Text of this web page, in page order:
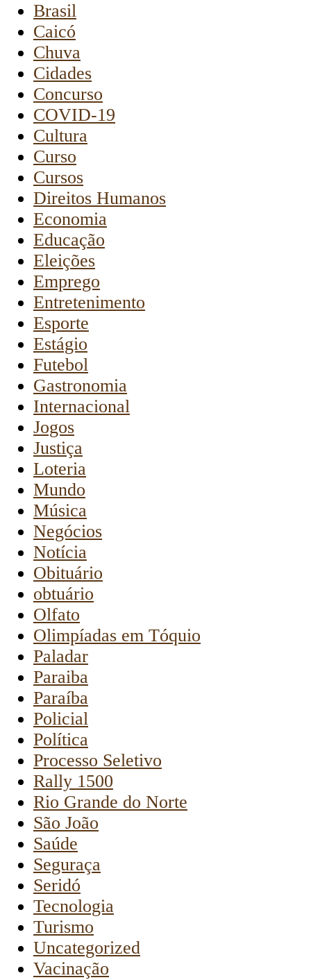
Brasil
Caicó
Chuva
Cidades
Concurso
COVID-19
Cultura
Curso
Cursos
Direitos Humanos
Economia
Educação
Eleições
Emprego
Entretenimento
Esporte
Estágio
Futebol
Gastronomia
Internacional
Jogos
Justiça
Loteria
Mundo
Música
Negócios
Notícia
Obituário
obtuário
Olfato
Olimpíadas em Tóquio
Paladar
Paraiba
Paraíba
Policial
Política
Processo Seletivo
Rally 1500
Rio Grande do Norte
São João
Saúde
Seguraça
Seridó
Tecnologia
Turismo
Uncategorized
Vacinação